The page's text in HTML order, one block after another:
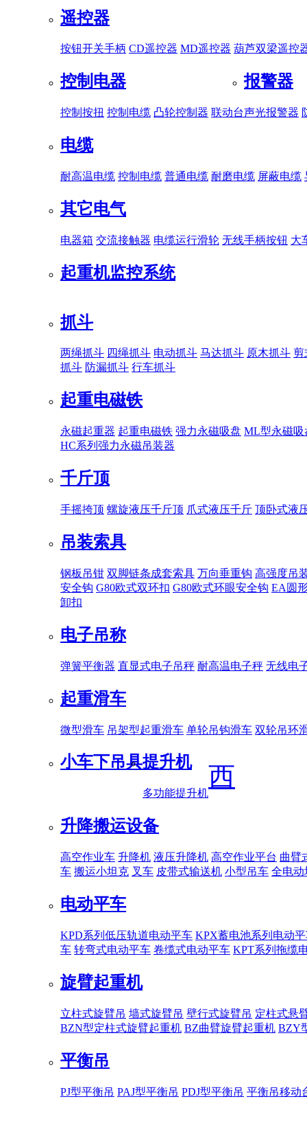
遥控器
按钮开关手柄 CD遥控器 MD遥控器 葫芦双梁遥控
控制电器
控制按扭 控制电缆 凸轮控制器 联动台
报警器
声光报警器
电缆
耐高温电缆 控制电缆 普通电缆 耐磨电缆 屏蔽电缆
其它电气
电器箱 交流接触器 电缆运行滑轮 无线手柄按钮 大
起重机监控系统
抓斗
两绳抓斗 四绳抓斗 电动抓斗 马达抓斗 原木抓斗 剪
抓斗 防漏抓斗 行车抓斗
起重电磁铁
永磁起重器 起重电磁铁 强力永磁吸盘 ML型永磁吸
HC系列强力永磁吊装器
千斤顶
手摇挎顶 螺旋液压千斤顶 爪式液压千斤 顶卧式液
吊装索具
钢板吊钳 双脚链条成套索具 万向垂重钩 高强度吊
安全钩 G80欧式双环扣 G80欧式环眼安全钩 EA圆
卸扣
电子吊称
弹簧平衡器 直显式电子吊秤 耐高温电子秤 无线电
起重滑车
微型滑车 吊架型起重滑车 单轮吊钩滑车 双轮吊环
小车下吊具提升机
多功能提升机
升降搬运设备
高空作业车 升降机 液压升降机 高空作业平台 曲臂
车 搬运小坦克 叉车 皮带式输送机 小型吊车 全电动
电动平车
KPD系列低压轨道电动平车 KPX蓄电池系列电动
车 转弯式电动平车 卷缆式电动平车 KPT系列拖缆
旋臂起重机
立柱式旋臂吊 墙式旋臂吊 壁行式旋臂吊 定柱式悬
BZN型定柱式旋臂起重机 BZ曲臂旋臂起重机 BZY
平衡吊
PJ型平衡吊 PAJ型平衡吊 PDJ型平衡吊 平衡吊移动
西